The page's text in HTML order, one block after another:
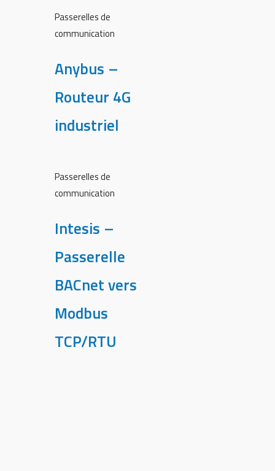
Passerelles de
communication
Anybus –
Routeur 4G
industriel
Passerelles de
communication
Intesis –
Passerelle
BACnet vers
Modbus
TCP/RTU